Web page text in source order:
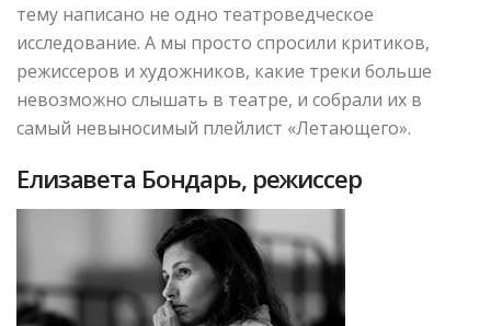
тему написано не одно театроведческое
исследование. А мы просто спросили критиков,
режиссеров и художников, какие треки больше
невозможно слышать в театре, и собрали их в
самый невыносимый плейлист «Летающего».
Елизавета Бондарь, режиссер